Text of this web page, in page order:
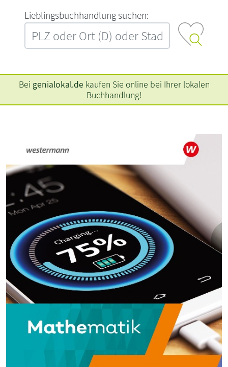
L‍i‍e‍b‍l‍i‍n‍g‍s‍b‍u‍c‍h‍h‍a‍n‍d‍l‍u‍n‍g‍ ‍s‍u‍c‍h‍e‍n‍:‍
Bei genialokal.de kaufen Sie online bei Ihrer lokalen
Buchhandlung!